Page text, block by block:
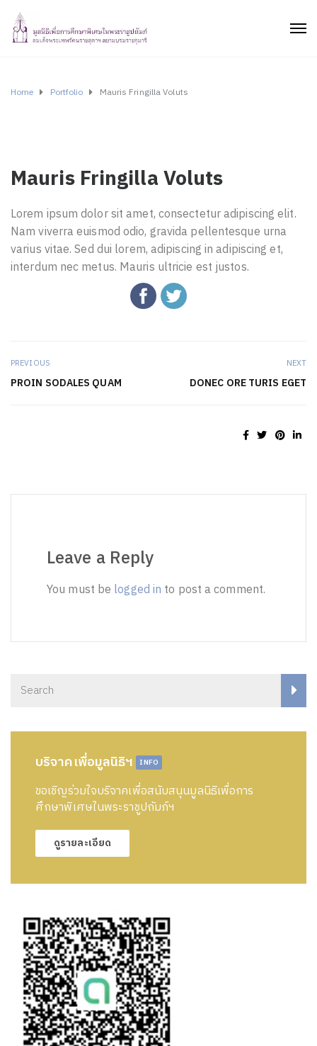
Home Portfolio Mauris Fringilla Voluts
Mauris Fringilla Voluts
Lorem ipsum dolor sit amet, consectetur adipiscing elit.
Nam viverra euismod odio, gravida pellentesque urna
varius vitae. Sed dui lorem, adipiscing in adipiscing et,
interdum nec metus. Mauris ultricie est justos.
PREVIOUS
PROIN SODALES QUAM
NEXT
DONEC ORE TURIS EGET
Leave a Reply
You must be logged in to post a comment.
บริจาคเพื่อมูลนิธิฯ INFO
ขอเชิญร่วมใจบริจาคเพื่อสนับสนุนมูลนิธิเพื่อการ
ศึกษาพิเศษในพระราชูปถัมภ์ฯ
ดูรายละเอียด